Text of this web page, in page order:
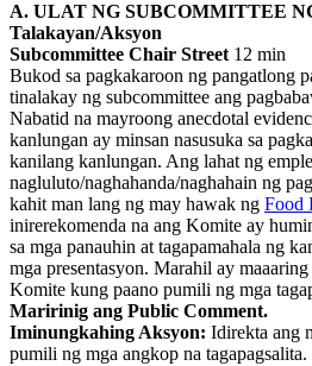
A. ULAT NG SUBCOMMITTEE
Talakayan/Aksyon
Subcommittee Chair Street12 min
Bukod sa pagkakaroon ng pangatlong
tinalakay ng subcommittee ang
Nabatid na mayroong anecdotal
kanlungan ay minsan nasusuka sa
kanilang kanlungan. Ang lahat ng
nagluluto/naghahanda/naghahain ng
kahit man lang ng may hawak ng Food
inirerekomenda na ang Komite ay
sa mga panauhin at tagapamahala ng
mga presentasyon. Marahil ay
Komite kung paano pumili ng mga
Maririnig ang Public Comment.
Iminungkahing Aksyon: Idirekta ang
pumili ng mga angkop na tagapagsalita.